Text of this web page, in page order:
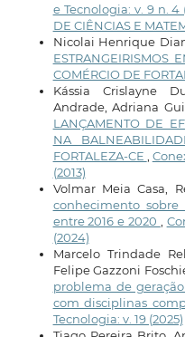
e Tecnologia: v. 9 n. 4
DE CIÊNCIAS E
Nicolai Henrique
ESTRANGEIRISMOS
COMÉRCIO DE
Kássia Crislayne
Andrade, Adriana
LANÇAMENTO DE
NA
FORTALEZA-CE ,
(2013)
Volmar Meia Casa,
conhecimento sobre
entre 2016 e 2020 ,
(2024)
Marcelo Trindade
Felipe Gazzoni
problema de
com disciplinas
Tecnologia: v. 19 (2025)